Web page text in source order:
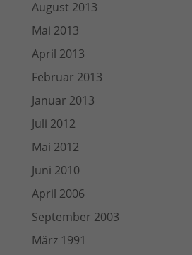
August 2013
Mai 2013
April 2013
Februar 2013
Januar 2013
Juli 2012
Mai 2012
Juni 2010
April 2006
September 2003
März 1991